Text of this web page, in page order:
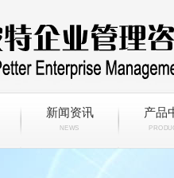
新闻资讯
NEWS
产品